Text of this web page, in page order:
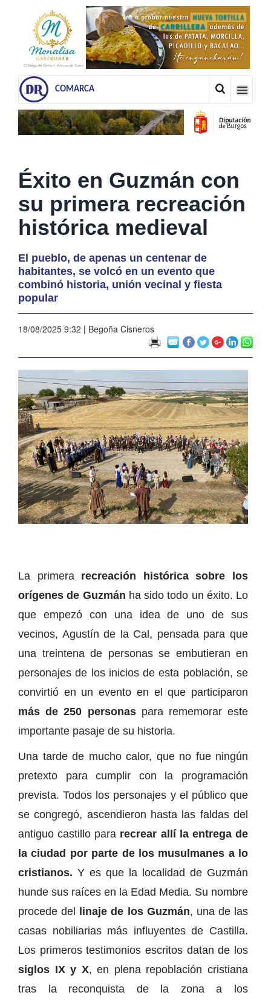
COMARCA
Éxito en Guzmán con
su primera recreación
histórica medieval
El pueblo, de apenas un centenar de
habitantes, se volcó en un evento que
combinó historia, unión vecinal y fiesta
popular
18/08/2025 9:32 | Begoña Cisneros
La primera recreación histórica sobre los
orígenes de Guzmán ha sido todo un éxito. Lo
que empezó con una idea de uno de sus
vecinos, Agustín de la Cal, pensada para que
una treintena de personas se embutieran en
personajes de los inicios de esta población, se
convirtió en un evento en el que participaron
más de 250 personaspara rememorar este
importante pasaje de su historia.
Una tarde de mucho calor, que no fue ningún
pretexto para cumplir con la programación
prevista. Todos los personajes y el público que
se congregó, ascendieron hasta las faldas del
antiguo castillo para recrear allí la entrega de
la ciudad por parte de los musulmanes a lo
cristianos. Y es que la localidad de Guzmán
hunde sus raíces en la Edad Media. Su nombre
procede del linaje de los Guzmán, una de las
casas nobiliarias más influyentes de Castilla.
Los primeros testimonios escritos datan de los
siglos IX y X, en plena repoblación cristiana
tras la reconquista de la zona a los